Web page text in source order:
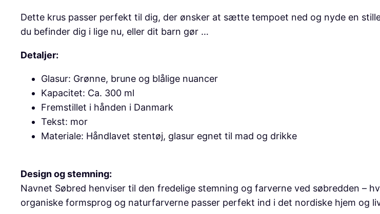
u
s
t
Dette krus passer perfekt til dig, der ønsker at sætte tempoet ned og nyde en
du befinder dig i lige nu, eller dit barn gør …
Detaljer:
Glasur: Grønne, brune og blålige nuancer
Kapacitet: Ca. 300 ml
Fremstillet i hånden i Danmark
Tekst: mor
Materiale: Håndlavet stentøj, glasur egnet til mad og drikke
Design og stemning:
Navnet Søbred henviser til den fredelige stemning og farverne ved søbredden –
organiske formsprog og naturfarverne passer perfekt ind i det nordiske hjem og